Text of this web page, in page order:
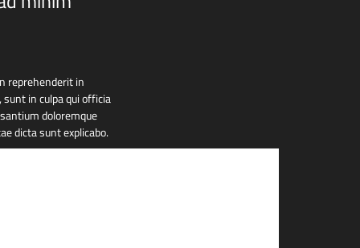
reprehenderit in
in culpa qui officia
doloremque
dicta sunt explicabo.